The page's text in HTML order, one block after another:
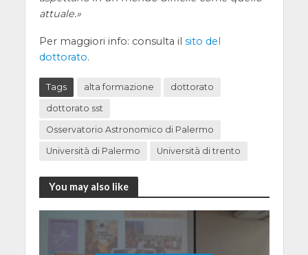
attuale.
Per maggiori info: consulta il sito del
dottorato.
Tags alta formazione dottorato
dottorato sst
Osservatorio Astronomico di Palermo
Università di Palermo Università di trento
You may also like